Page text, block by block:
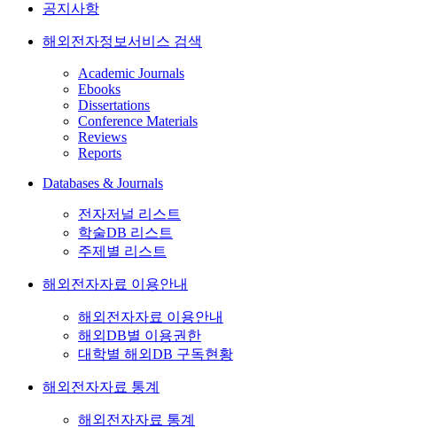
공지사항
해외전자정보서비스 검색
Academic Journals
Ebooks
Dissertations
Conference Materials
Reviews
Reports
Databases & Journals
전자저널 리스트
학술DB 리스트
주제별 리스트
해외전자자료 이용안내
해외전자자료 이용안내
해외DB별 이용권한
대학별 해외DB 구독현황
해외전자자료 통계
해외전자자료 통계